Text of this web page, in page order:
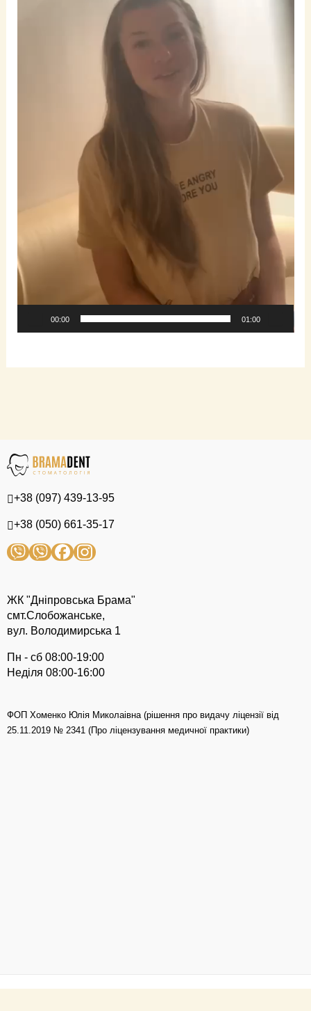
00:00 01:00
+38 (097) 439-13-95
+38 (050) 661-35-17
ЖК "Дніпровська Брама"
смт.Слобожанське,
вул. Володимирська 1
Пн - сб 08:00-19:00
Неділя 08:00-16:00
ФОП Хоменко Юлія Миколаівна (рішення про видачу ліцензії від
25.11.2019 № 2341 (Про ліцензування медичної практики)